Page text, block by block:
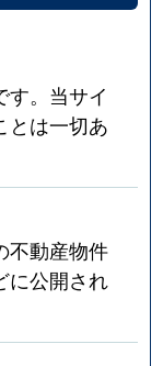
す。当サイ
とは一切あ
不動産物件
に公開され